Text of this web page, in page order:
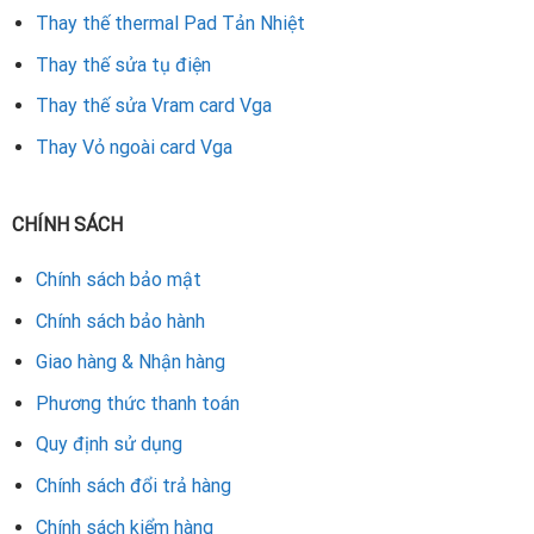
Quy trình sửa chữa nhanh chóng, chuyên nghiệp.
Giá cả hợp lý, bảo hành rõ ràng cho khách hàng.
giúp bạn khôi phục hiệu năng của GTX 780 và nhiều dòng
card khác, đảm bảo hoạt động ổn định, bền bỉ theo thời
Rate this product
Thay thế thermal Pad Tản Nhiệt
Thay thế sửa tụ điện
Thay thế sửa Vram card Vga
Thay Vỏ ngoài card Vga
CHÍNH SÁCH
Chính sách bảo mật
Chính sách bảo hành
Giao hàng & Nhận hàng
Phương thức thanh toán
Quy định sử dụng
Chính sách đổi trả hàng
Chính sách kiểm hàng